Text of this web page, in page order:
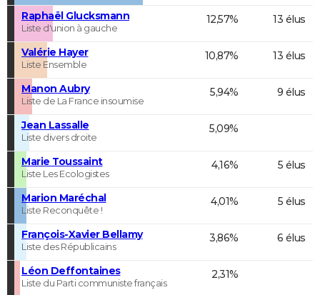
Raphaël Glucksmann
Liste d'union à gauche
12,57% 13 élus
Valérie Hayer
Liste Ensemble
10,87% 13 élus
Manon Aubry
Liste de La France insoumise
5,94% 9 élus
Jean Lassalle
Liste divers droite
5,09%
Marie Toussaint
Liste Les Ecologistes
4,16% 5 élus
Marion Maréchal
Liste Reconquête !
4,01% 5 élus
François-Xavier Bellamy
Liste des Républicains
3,86% 6 élus
Léon Deffontaines
Liste du Parti communiste français
2,31%